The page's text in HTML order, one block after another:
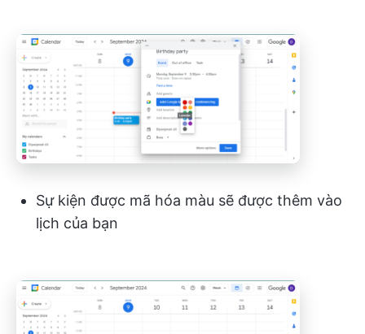
Sự kiện được mã hóa màu sẽ được thêm vào
lịch của bạn